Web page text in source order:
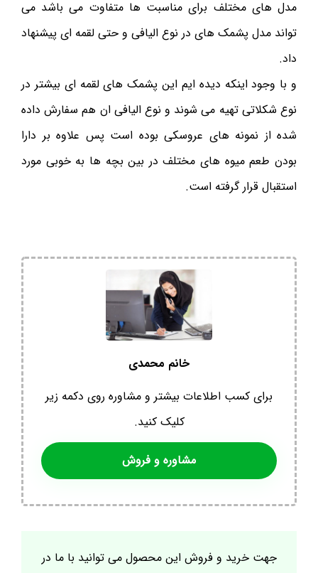
مدل های مختلف برای مناسبت ها متفاوت می باشد می
تواند مدل پشمک های در نوع الیافی و حتی لقمه ای پیشنهاد
داد.
و با وجود اینکه دیده ایم این پشمک های لقمه ای بیشتر در
نوع شکلاتی تهیه می شوند و نوع الیافی ان هم سفارش داده
شده از نمونه های عروسکی بوده است پس علاوه بر دارا
بودن طعم میوه های مختلف در بین بچه ها به خوبی مورد
استقبال قرار گرفته است.
خانم محمدی
برای کسب اطلاعات بیشتر و مشاوره روی دکمه زیر
کلیک کنید.
مشاوره و فروش
جهت خرید و فروش این محصول می توانید با ما در